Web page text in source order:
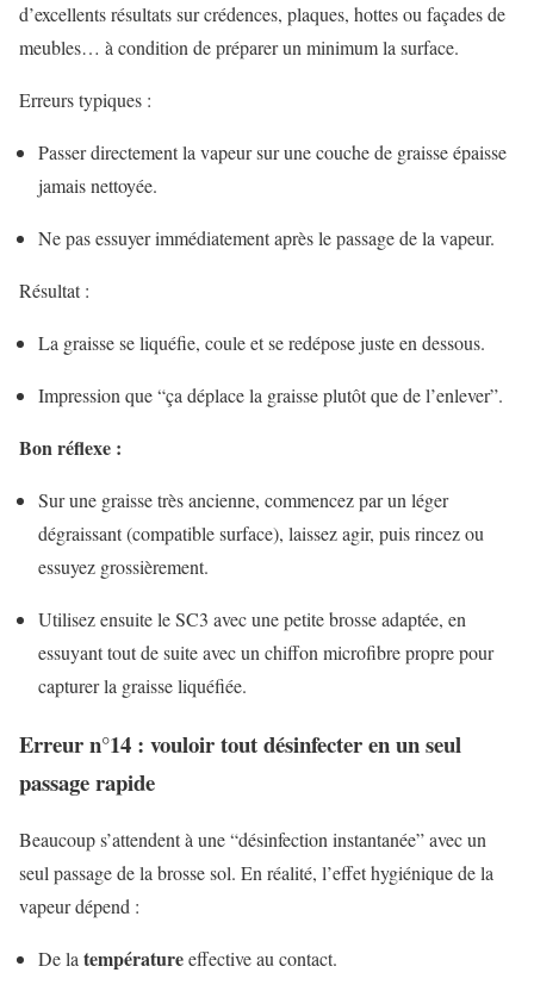
d’excellents résultats sur crédences, plaques, hottes ou façades de
meubles… à condition de préparer un minimum la surface.
Erreurs typiques :
Passer directement la vapeur sur une couche de graisse épaisse
jamais nettoyée.
Ne pas essuyer immédiatement après le passage de la vapeur.
Résultat :
La graisse se liquéfie, coule et se redépose juste en dessous.
Impression que “ça déplace la graisse plutôt que de l’enlever”.
Bon réflexe :
Sur une graisse très ancienne, commencez par un léger
dégraissant (compatible surface), laissez agir, puis rincez ou
essuyez grossièrement.
Utilisez ensuite le SC3 avec une petite brosse adaptée, en
essuyant tout de suite avec un chiffon microfibre propre pour
capturer la graisse liquéfiée.
Erreur n°14 : vouloir tout désinfecter en un seul
passage rapide
Beaucoup s’attendent à une “désinfection instantanée” avec un
seul passage de la brosse sol. En réalité, l’effet hygiénique de la
vapeur dépend :
De latempératureeffective au contact.